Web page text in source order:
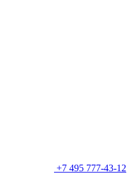
+7 495 777-43-12